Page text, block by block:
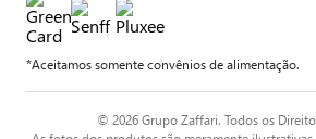
*Aceitamos somente convênios de alimentação.
© 2026 Grupo Zaffari. Todos os